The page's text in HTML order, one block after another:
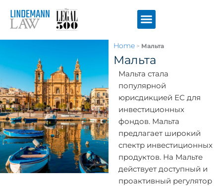
содержимому
Home> Мальта
Мальта
Мальта стала
популярной
юрисдикцией ЕС для
инвестиционных
фондов. Мальта
предлагает широкий
спектр инвестиционных
продуктов. На Мальте
действует доступный и
проактивный регулятор